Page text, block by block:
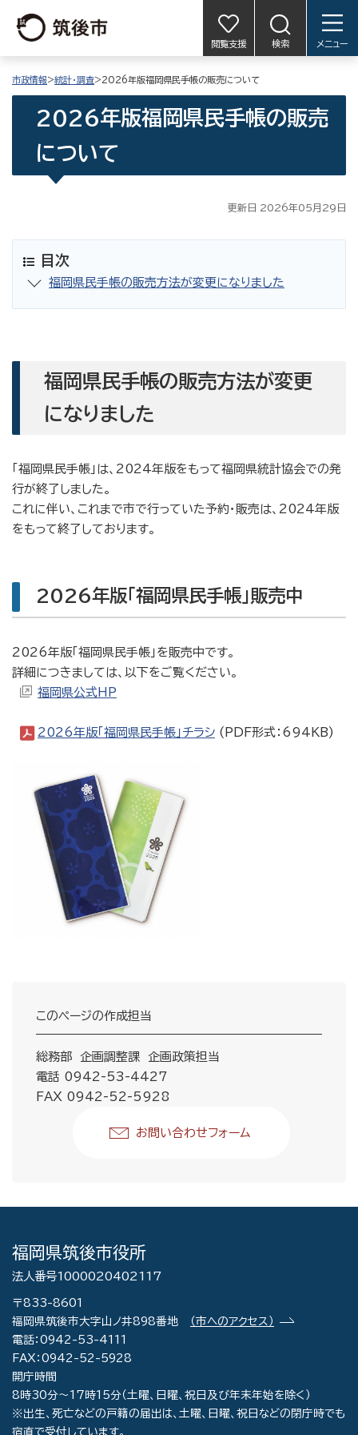
閲覧支援 検索 メニュー
市政情報>統計・調査>2026年版福岡県民手帳の販売について
2026年版福岡県民手帳の販売
について
更新日 2026年05月29日
目次
福岡県民手帳の販売方法が変更になりました
福岡県民手帳の販売方法が変更
になりました
「福岡県民手帳」は、2024年版をもって福岡県統計協会での発
行が終了しました。
これに伴い、これまで市で行っていた予約・販売は、2024年版
をもって終了しております。
2026年版「福岡県民手帳」販売中
2026年版「福岡県民手帳」を販売中です。
詳細につきましては、以下をご覧ください。
福岡県公式HP
2026年版「福岡県民手帳」チラシ (PDF形式：694KB)
このページの作成担当
総務部 企画調整課 企画政策担当
電話 0942-53-4427
FAX 0942-52-5928
お問い合わせフォーム
福岡県筑後市役所
法人番号1000020402117
〒833-8601
福岡県筑後市大字山ノ井898番地
（市へのアクセス）
電話：0942-53-4111
FAX：0942-52-5928
開庁時間
8時30分～17時15分（土曜、日曜、祝日及び年末年始を除く）
※出生、死亡などの戸籍の届出は、土曜、日曜、祝日などの閉庁時でも
宿直で受付しています。